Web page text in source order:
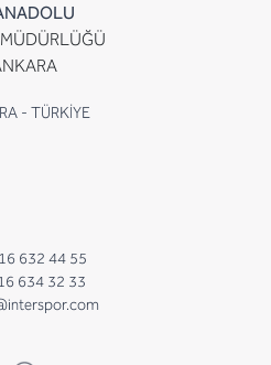
- TÜRKİYE
632 44 55
634 32 33